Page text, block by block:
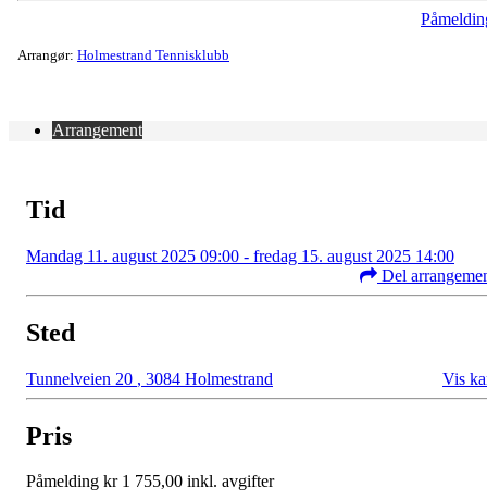
Arrangør: Holmestrand Tennisklubb
Arrangement
Tid
Mandag 11. august 2025 09:00 - fredag 15. august 2025 14:00
Del
Sted
Tunnelveien 20 , 3084 Holmestrand Vis
Pris
Påmelding kr 1 755,00 inkl. avgifter